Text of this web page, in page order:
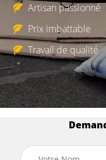
Artisan passionné
Prix imbattable
Travail de qualité